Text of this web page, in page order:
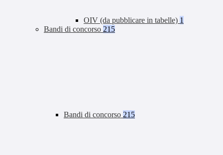
OIV (da pubblicare in tabelle) 1
Bandi di concorso 215
Bandi di concorso 215